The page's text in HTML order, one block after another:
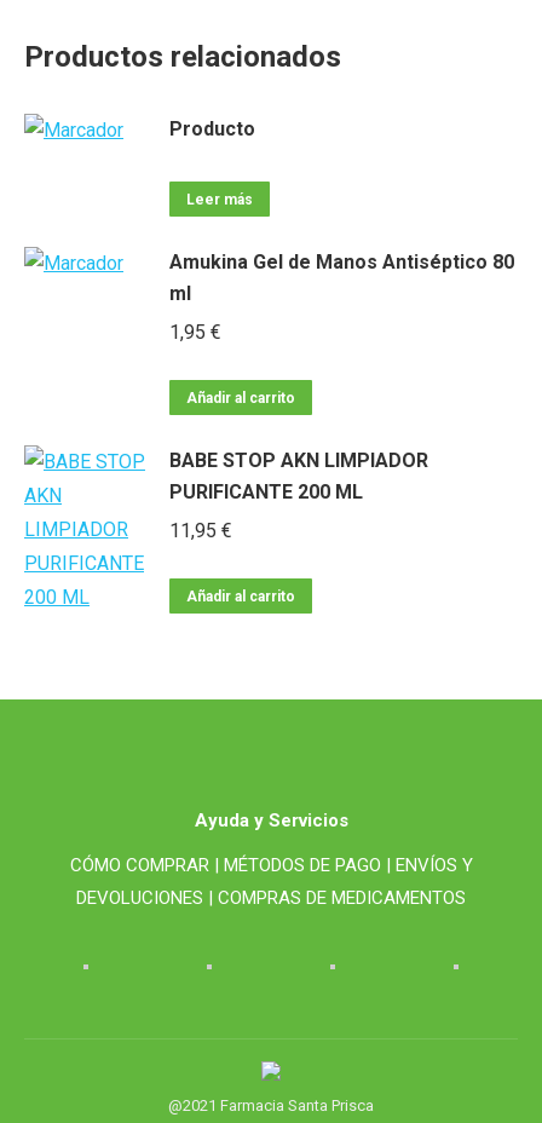
Productos relacionados
Producto
Leer más
Amukina Gel de Manos Antiséptico 80
ml
1,95 €
Añadir al carrito
BABE STOP AKN LIMPIADOR
PURIFICANTE 200 ML
11,95 €
Añadir al carrito
Ayuda y Servicios
CÓMO COMPRAR | MÉTODOS DE PAGO | ENVÍOS Y
DEVOLUCIONES | COMPRAS DE MEDICAMENTOS
@2021 Farmacia Santa Prisca